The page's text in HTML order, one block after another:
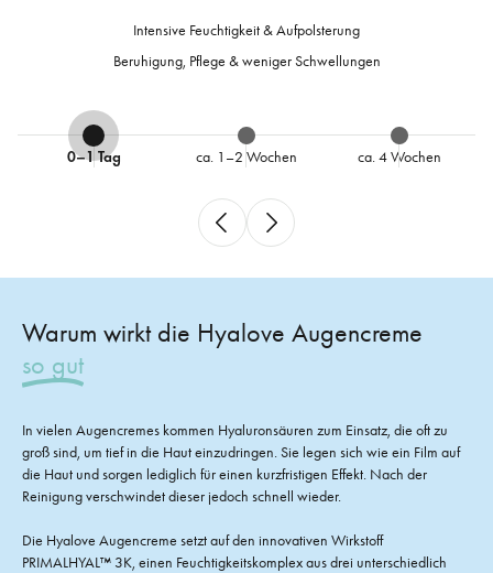
Glattere, elastischere Hautstruktur
Reduzierte Augenringe & weniger Schwellungen
0–1 Tag ca. 1–2 Wochen ca. 4 Wochen
Warum wirkt die Hyalove Augencreme
so gut
In vielen Augencremes kommen Hyaluronsäuren zum Einsatz, die oft zu
groß sind, um tief in die Haut einzudringen. Sie legen sich wie ein Film auf
die Haut und sorgen lediglich für einen kurzfristigen Effekt. Nach der
Reinigung verschwindet dieser jedoch schnell wieder.
Die Hyalove Augencreme setzt auf den innovativen Wirkstoff
PRIMALHYAL™ 3K, einen Feuchtigkeitskomplex aus drei unterschiedlich